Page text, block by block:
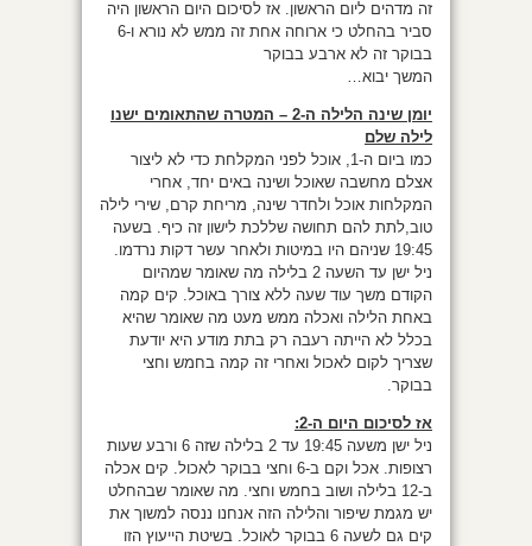
זה מדהים ליום הראשון. אז לסיכום היום הראשון היה
סביר בהחלט כי ארוחה אחת זה ממש לא נורא ו-6
בבוקר זה לא ארבע בבוקר
המשך יבוא…
יומן שינה הלילה ה-2 – המטרה שהתאומים ישנו
לילה שלם
כמו ביום ה-1, אוכל לפני המקלחת כדי לא ליצור
אצלם מחשבה שאוכל ושינה באים יחד, אחרי
המקלחות אוכל ולחדר שינה, מריחת קרם, שירי לילה
טוב,לתת להם תחושה שללכת לישון זה כיף. בשעה
19:45 שניהם היו במיטות ולאחר עשר דקות נרדמו.
ניל ישן עד השעה 2 בלילה מה שאומר שמהיום
הקודם משך עוד שעה ללא צורך באוכל. קים קמה
באחת הלילה ואכלה ממש מעט מה שאומר שהיא
בכלל לא הייתה רעבה רק בתת מודע היא יודעת
שצריך לקום לאכול ואחרי זה קמה בחמש וחצי
בבוקר.
אז לסיכום היום ה-2:
ניל ישן משעה 19:45 עד 2 בלילה שזה 6 ורבע שעות
רצופות. אכל וקם ב-6 וחצי בבוקר לאכול. קים אכלה
ב-12 בלילה ושוב בחמש וחצי. מה שאומר שבהחלט
יש מגמת שיפור והלילה הזה אנחנו ננסה למשוך את
קים גם לשעה 6 בבוקר לאוכל. בשיטת הייעוץ הזו